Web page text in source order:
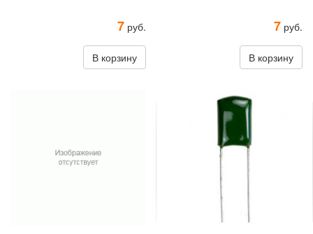
7 руб.
В корзину
7 руб.
В корзину